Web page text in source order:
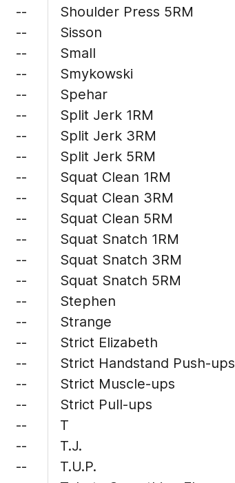
--
--
--
--
--
--
--
--
--
--
--
--
--
--
--
--
--
--
--
--
--
--
--
Shoulder Press 5RM
Sisson
Small
Smykowski
Spehar
Split Jerk 1RM
Split Jerk 3RM
Split Jerk 5RM
Squat Clean 1RM
Squat Clean 3RM
Squat Clean 5RM
Squat Snatch 1RM
Squat Snatch 3RM
Squat Snatch 5RM
Stephen
Strange
Strict Elizabeth
Strict Handstand Push-ups
Strict Muscle-ups
Strict Pull-ups
T
T.J.
T.U.P.